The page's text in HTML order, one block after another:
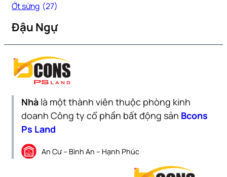
Ớt sừng (27)
Đậu Ngự
Nhà là một thành viên thuộc phòng kinh
doanh Công ty cổ phần bất động sản Bcons
Ps Land
An Cư – Bình An – Hạnh Phúc